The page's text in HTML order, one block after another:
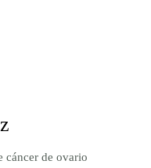
cáncer de ovario